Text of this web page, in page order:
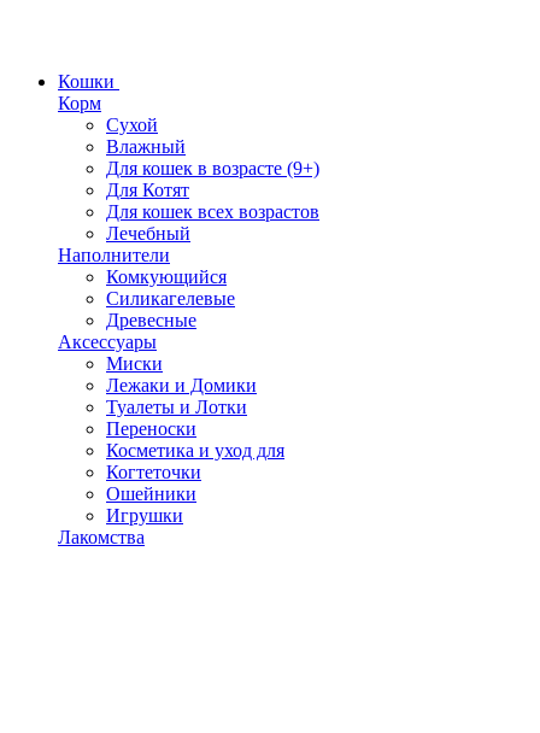
Кошки
Корм
Сухой
Влажный
Для кошек в возрасте (9+)
Для Котят
Для кошек всех возрастов
Лечебный
Наполнители
Комкующийся
Силикагелевые
Древесные
Аксессуары
Миски
Лежаки и Домики
Туалеты и Лотки
Переноски
Косметика и уход для
Когтеточки
Ошейники
Игрушки
Лакомства